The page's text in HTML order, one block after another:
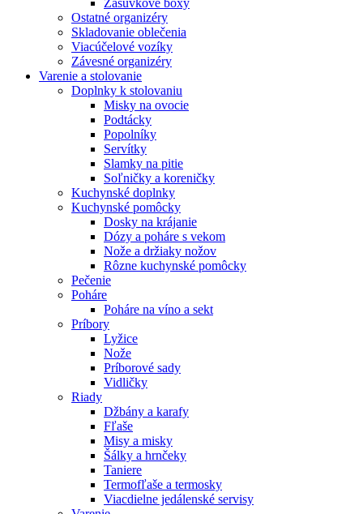
Ostatné organizéry
Skladovanie oblečenia
Viacúčelové vozíky
Závesné organizéry
Varenie a stolovanie
Doplnky k stolovaniu
Misky na ovocie
Podtácky
Popolníky
Servítky
Slamky na pitie
Soľničky a koreničky
Kuchynské doplnky
Kuchynské pomôcky
Dosky na krájanie
Dózy a poháre s vekom
Nože a držiaky nožov
Rôzne kuchynské pomôcky
Pečenie
Poháre
Poháre na víno a sekt
Príbory
Lyžice
Nože
Príborové sady
Vidličky
Riady
Džbány a karafy
Fľaše
Misy a misky
Šálky a hrnčeky
Taniere
Termofľaše a termosky
Viacdielne jedálenské servisy